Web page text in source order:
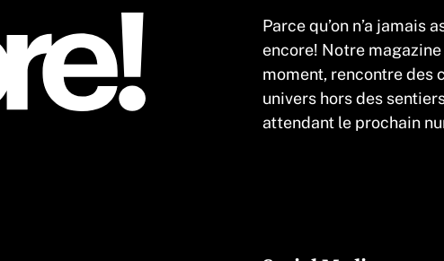
Parce qu’on n’a jamais
encore! Notre
moment, rencontre des
univers hors des
attendant le prochain